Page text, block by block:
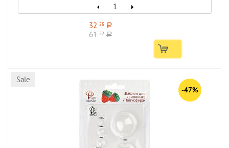
32 25 a
6122 a
Sale
-47%